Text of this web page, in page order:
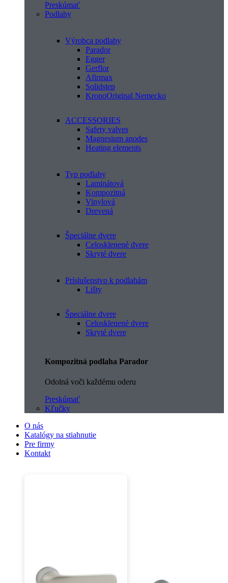
Preskúmať
Podlahy
Výrobca podlahy
Parador
Egger
Gerflor
Afirmax
Solidstep
KronoOriginal Nemecko
ACCESSORIES
Safety valves
Magnesium anodes
Heating elements
Typ podlahy
Laminátová
Kompozitná
Vinylová
Drevená
Špeciálne dvere
Celosklenené dvere
Skryté dvere
Príslušenstvo k podlahám
Lišty
Špeciálne dvere
Celosklenené dvere
Skryté dvere
Kompozitná podlaha Parador
Odolná voči každému oderu
Preskúmať
Kľučky
O nás
Katalógy na stiahnutie
Pre firmy
Kontakt